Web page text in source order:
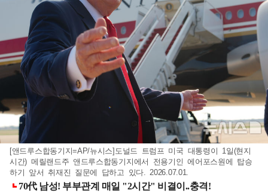
[앤드루스합동기지=AP/뉴시스]도널드 트럼프 미국 대통령이 1일(현지
시간) 메릴랜드주 앤드루스합동기지에서 전용기인 에어포스원에 탑승
하기 앞서 취재진 질문에 답하고 있다. 2026.07.01.